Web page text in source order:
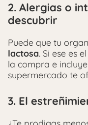
2. Alergias o
descubrir
Puede que tu
lactosa. Si ese es
la compra e
supermercado te
3. El